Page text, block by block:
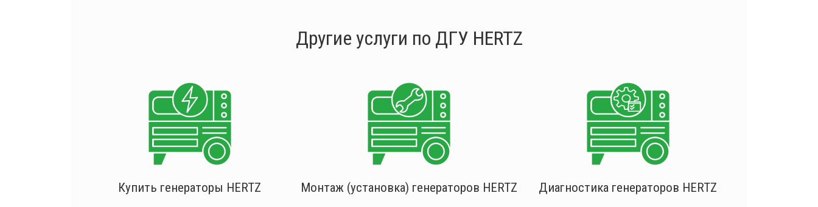
Другие услуги по ДГУ HERTZ
Купить генераторы HERTZ Монтаж (установка) генераторов HERTZ Диагностика генераторов HERTZ